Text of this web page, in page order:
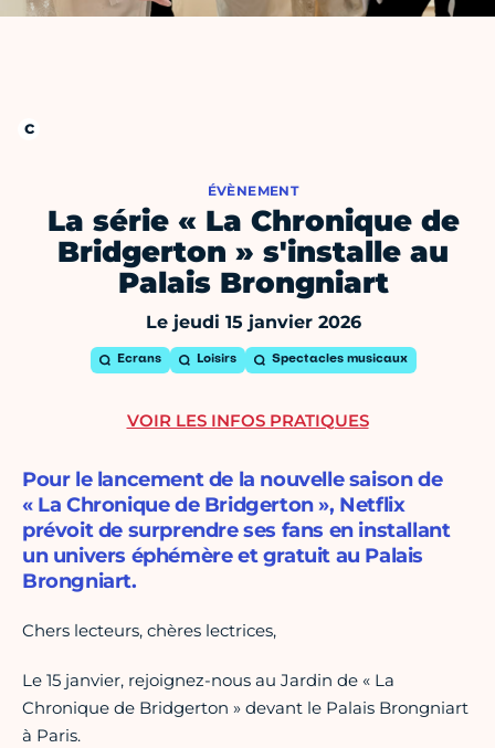
ÉVÈNEMENT
La série « La Chronique de
Bridgerton » s'installe au
Palais Brongniart
Le jeudi 15 janvier 2026
Ecrans Loisirs Spectacles musicaux
Pour le lancement de la nouvelle saison de
« La Chronique de Bridgerton », Netflix
prévoit de surprendre ses fans en installant
un univers éphémère et gratuit au Palais
Brongniart.
Chers lecteurs, chères lectrices,
Le 15 janvier, rejoignez-nous au Jardin de « La
Chronique de Bridgerton » devant le Palais Brongniart
à Paris.
VOIR LES INFOS PRATIQUES